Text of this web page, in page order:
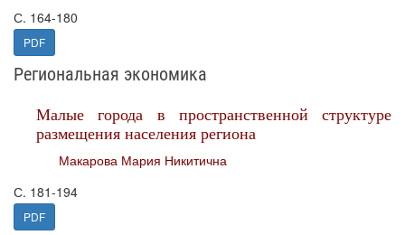
С. 164-180
PDF
Региональная экономика
Малые города в пространственной структуре
размещения населения региона
Макарова Мария Никитична
С. 181-194
PDF